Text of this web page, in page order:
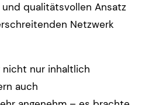
qualitätsvollen Ansatz
Netzwerk
nicht nur inhaltlich
auch